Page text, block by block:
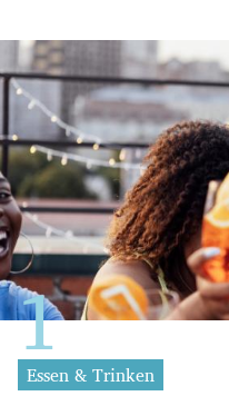
Essen & Trinken